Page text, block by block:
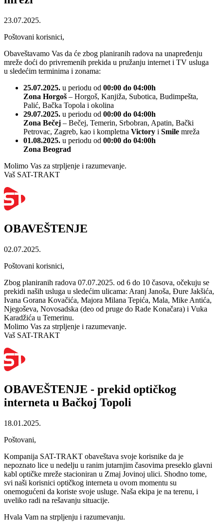
23.07.2025.
Poštovani korisnici,
Obaveštavamo Vas da će zbog planiranih radova na unapređenju
mreže doći do privremenih prekida u pružanju internet i TV usluga
u sledećim terminima i zonama:
25.07.2025. u periodu od 00:00 do 04:00h
Zona Horgoš – Horgoš, Kanjiža, Subotica, Budimpešta,
Palić, Bačka Topola i okolina
29.07.2025. u periodu od 00:00 do 04:00h
Zona Bečej – Bečej, Temerin, Srbobran, Apatin, Bački
Petrovac, Zagreb, kao i kompletna Victory i Smile mreža
01.08.2025. u periodu od 00:00 do 04:00h
Zona Beograd
Molimo Vas za strpljenje i razumevanje.
Vaš SAT-TRAKT
OBAVEŠTENJE
02.07.2025.
Poštovani korisnici,
Zbog planiranih radova 07.07.2025. od 6 do 10 časova, očekuju se
prekidi naših usluga u sledećim ulicama: Aranj Janoša, Đure Jakšića,
Ivana Gorana Kovačića, Majora Milana Tepića, Mala, Mike Antića,
Njegoševa, Novosadska (deo od pruge do Rade Konačara) i Vuka
Karadžića u Temerinu.
Molimo Vas za strpljenje i razumevanje.
Vaš SAT-TRAKT
OBAVEŠTENJE - prekid optičkog
interneta u Bačkoj Topoli
18.01.2025.
Poštovani,
Kompanija SAT-TRAKT obaveštava svoje korisnike da je
nepoznato lice u nedelju u ranim jutarnjim časovima preseklo glavni
kabl optičke mreže stacioniran u Zmaj Jovinoj ulici. Shodno tome,
svi naši korisnici optičkog interneta u ovom momentu su
onemogućeni da koriste svoje usluge. Naša ekipa je na terenu, i
uveliko radi na rešavanju situacije.
Hvala Vam na strpljenju i razumevanju.